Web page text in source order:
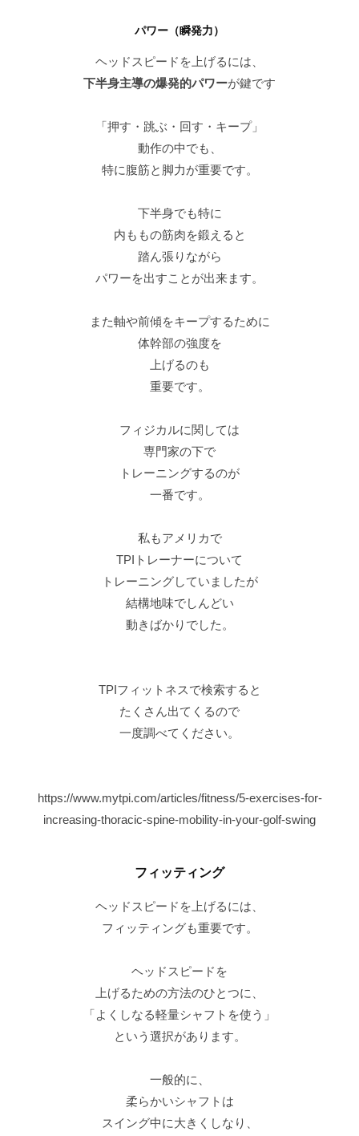
パワー（瞬発力）
ヘッドスピードを上げるには、
下半身主導の爆発的パワーが鍵です
「押す・跳ぶ・回す・キープ」
動作の中でも、
特に腹筋と脚力が重要です。
下半身でも特に
内ももの筋肉を鍛えると
踏ん張りながら
パワーを出すことが出来ます。
また軸や前傾をキープするために
体幹部の強度を
上げるのも
重要です。
フィジカルに関しては
専門家の下で
トレーニングするのが
一番です。
私もアメリカで
TPIトレーナーについて
トレーニングしていましたが
結構地味でしんどい
動きばかりでした。
TPIフィットネスで検索すると
たくさん出てくるので
一度調べてください。
https://www.mytpi.com/articles/fitness/5-exercises-for-
increasing-thoracic-spine-mobility-in-your-golf-swing
フィッティング
ヘッドスピードを上げるには、
フィッティングも重要です。
ヘッドスピードを
上げるための方法のひとつに、
「よくしなる軽量シャフトを使う」
という選択があります。
一般的に、
柔らかいシャフトは
スイング中に大きくしなり、